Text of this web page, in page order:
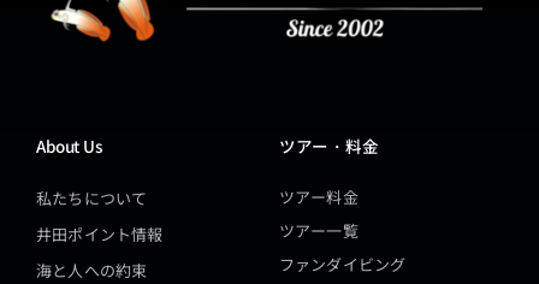
About Us
私たちについて
井田ポイント情報
海と人への約束
ツアー・料金
ツアー料金
ツアー一覧
ファンダイビング